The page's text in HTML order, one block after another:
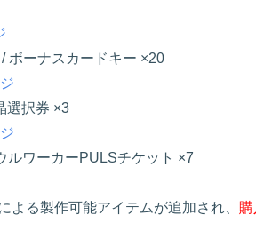
ーナスカードキー ×20
択券 ×3
ワーカーPULSチケット ×7
よる製作可能アイテムが追加され、